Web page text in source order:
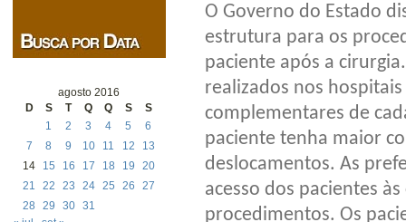
agosto 2016
D
S T Q Q S
S
1
2 3 4 5
6
7
8 9 10 11 12
13
14
15 16 17 18 19
20
21
22 23 24 25 26
27
28
29 30 31
O Governo do Estado
estrutura para os
paciente após a
realizados nos
complementares de
paciente tenha maior
deslocamentos. As
acesso dos pacientes
procedimentos. Os